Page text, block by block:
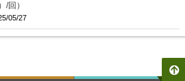
/回）
05/27